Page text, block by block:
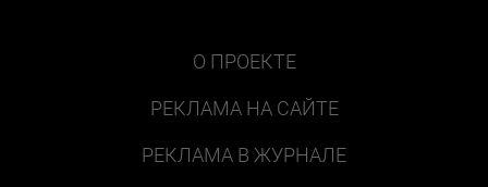
О ПРОЕКТЕ
РЕКЛАМА НА САЙТЕ
РЕКЛАМА В ЖУРНАЛЕ